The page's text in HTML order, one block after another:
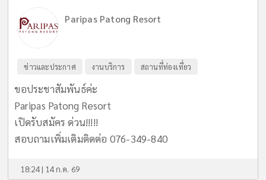
Paripas Patong Resort
ข่าวและประกาศ งานบริการ สถานที่ท่องเที่ยว
ขอประชาสัมพันธ์ค่ะ
Paripas Patong Resort
เปิดรับสมัคร ด่วน!!!!!
สอบถามเพิ่มเติมติดต่อ 076-349-840
18:24 | 14 ก.ค. 69